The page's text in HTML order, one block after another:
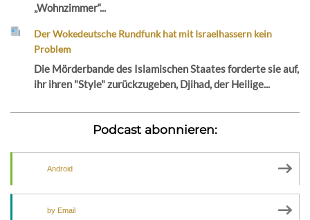
„Wohnzimmer“...
Der Wokedeutsche Rundfunk hat mit Israelhassern kein
Problem
Die Mörderbande des Islamischen Staates forderte sie auf,
ihr ihren "Style" zurückzugeben, Djihad, der Heilige...
Podcast abonnieren:
Android
by Email